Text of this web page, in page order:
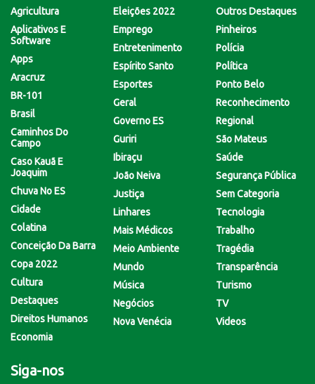
Agricultura
Aplicativos E
Software
Apps
Aracruz
BR-101
Brasil
Caminhos Do
Campo
Caso Kauã E
Joaquim
Chuva No ES
Cidade
Colatina
Conceição Da Barra
Copa 2022
Cultura
Destaques
Direitos Humanos
Economia
Eleições 2022
Emprego
Entretenimento
Espírito Santo
Esportes
Geral
Governo ES
Guriri
Ibiraçu
João Neiva
Justiça
Linhares
Mais Médicos
Meio Ambiente
Mundo
Música
Negócios
Nova Venécia
Outros Destaques
Pinheiros
Polícia
Política
Ponto Belo
Reconhecimento
Regional
São Mateus
Saúde
Segurança Pública
Sem Categoria
Tecnologia
Trabalho
Tragédia
Transparência
Turismo
TV
Videos
Siga-nos